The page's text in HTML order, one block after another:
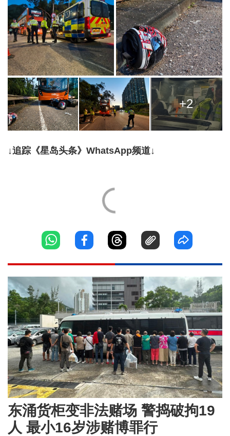
+2
↓追踪《星岛头条》WhatsApp频道↓
东涌货柜变非法赌场 警捣破拘19
人 最小16岁涉赌博罪行